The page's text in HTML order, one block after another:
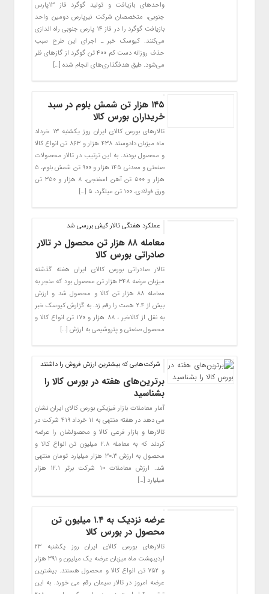
واحدهای بازیافت و تولید گوگرد فاز ١٣پارس
جنوبی، متخصصان شرکت نیرپارس دومین واحد
بازیافت گوگرد را در فاز ۱۴ پارس جنوبی راه اندازی
می‌کنند. کیوسک خبر ـ اجرای این طرح سبب
حذف روزانه دست کم ۴۰۰ تن گوگرد از گازهای فلر
می‌شود. طبق هدفگذاری‌های انجام شده […]
۱۴۵ هزار تن شمش بلوم در سبد
خریداران بورس کالا
تالارهای بورس کالای ایران روز یکشنبه ۱۳ خرداد
ماه میزبان دادوستد ۴۳۸ هزار و ۸۶۳ تن انواع کالا
و محصول بودند. به این ترتیب در تالار محصولات
صنعتی و معدنی ۱۴۵ هزار و ۹۰۰ تن شمش بلوم، ۵
هزار و ۵۰۰ تن آهن اسفنجی، ۸ هزار و ۳۵۰ تن
ورق فولادی، ۱۰۰ تن میلگرد، ۵ […]
عملکرد هفتگی تالار کیش بررسی شد
معامله ۸۸ هزار تن محصول در تالار
صادراتی بورس کالا
تالار صادراتی بورس کالای ایران هفته گذشته
میزبان عرضه ۳۴۸ هزار تن محصول بود که منجر به
معامله ۸۸ هزار تن کالا و محصول شد و ارزش
بیش از ۲.۴ همت را رقم زد. به گزارش کیوسک خبر
به نقل از کالاخبر ، ۸۸ هزار و ۱۷۰ تن انواع کالا و
محصول صنعتی و پتروشیمی به ارزش […]
شرکت‌هایی که بیشترین ارزش فروش را داشتند
برترین‌های هفته در بورس کالا را
بشناسید
آمار معاملات بازار فیزیکی بورس کالای ایران نشان
می دهد در هفته منتهی به ۱۱ خرداد ۴۱۹ شرکت در
تالارها و بازار فرعی کالا و محصولشان را عرضه
کردند که به معامله ۲.۸ میلیون تن انواع کالا و
محصول به ارزش ۳۰.۳ هزار میلیارد تومان منتهی
شد. ارزش معاملات ۱۰ شرکت برتر ۱۲.۱ هزار
میلیارد […]
عرضه نزدیک به ۱.۴ میلیون تن
محصول در بورس کالا
تالارهای بورس کالای ایران روز یکشنبه ۲۳
اردیبهشت ماه میزبان عرضه یک میلیون و ۳۹۱ هزار
و ۷۵۲ تن انواع کالا و محصول هستند. بیشترین
عرضه امروز در تالار سیمان رقم می خورد. به این